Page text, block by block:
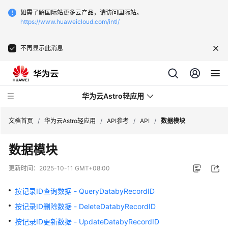
如需了解国际站更多云产品，请访问国际站。
https://www.huaweicloud.com/intl/
不再显示此消息
华为云Astro轻应用
最
新
态
产
品
文档首页 / 华为云Astro轻应用 / API参考 / API / 数据模块
数据模块
更新时间： 2025-10-11 GMT+08:00
按记录ID查询数据 - QueryDatabyRecordID
按记录ID删除数据 - DeleteDatabyRecordID
按记录ID更新数据 - UpdateDatabyRecordID